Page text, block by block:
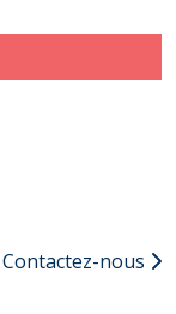
Contactez-nous